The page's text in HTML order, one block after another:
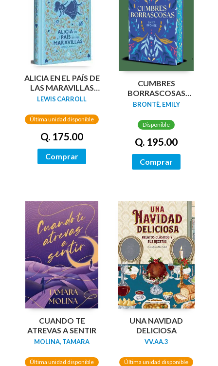
ALICIA EN EL PAÍS DE
LAS MARAVILLAS
(EDICIÓN LIMITADA
PINTADOS)
LEWIS CARROLL
Última unidad disponible
Q. 175.00
Comprar
CUMBRES
BORRASCOSAS
(EDICION LIMITADA
TINTADOS)
BRONTË, EMILY
Disponible
Q. 195.00
Comprar
CUANDO TE
ATREVAS A SENTIR
MOLINA, TAMARA
Última unidad disponible
UNA NAVIDAD
DELICIOSA
VV.AA.3
Última unidad disponible